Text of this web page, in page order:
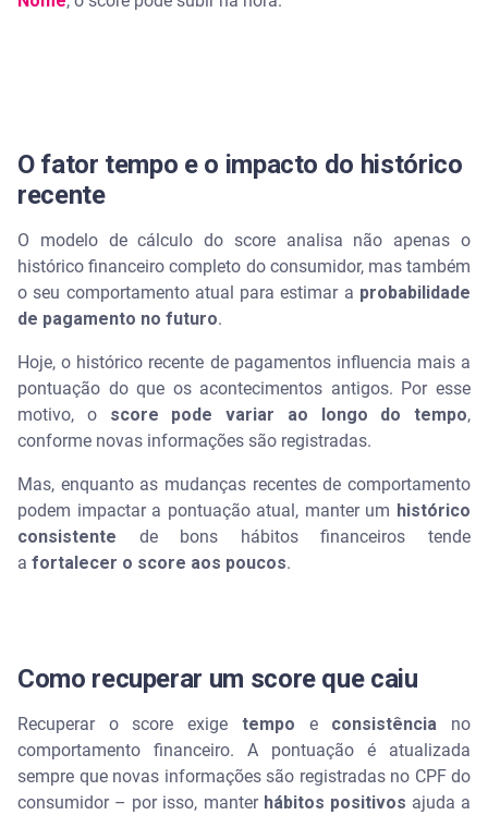
O fator tempo e o impacto do histórico
recente
O modelo de cálculo do score analisa não apenas o
histórico financeiro completo do consumidor, mas também
o seu comportamento atual para estimar a probabilidade
de pagamento no futuro.
Hoje, o histórico recente de pagamentos influencia mais a
pontuação do que os acontecimentos antigos. Por esse
motivo, o score pode variar ao longo do tempo,
conforme novas informações são registradas.
Mas, enquanto as mudanças recentes de comportamento
podem impactar a pontuação atual, manter um histórico
consistente de bons hábitos financeiros tende
a fortalecer o score aos poucos.
Como recuperar um score que caiu
Recuperar o score exige tempo e consistência no
comportamento financeiro. A pontuação é atualizada
sempre que novas informações são registradas no CPF do
consumidor – por isso, manterhábitos positivos ajuda a